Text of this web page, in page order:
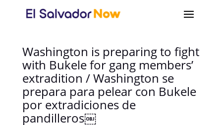
Washington is preparing to fight
with Bukele for gang members’
extradition / Washington se
prepara para pelear con Bukele
por extradiciones de
pandilleros￼